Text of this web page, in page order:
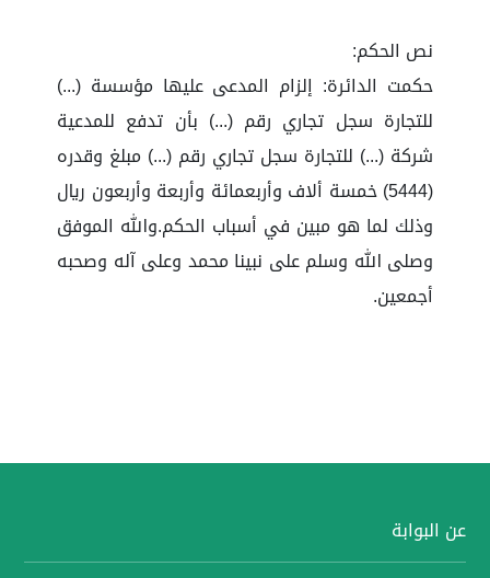
نص الحكم:
حكمت الدائرة: إلزام المدعى عليها مؤسسة (...)
للتجارة سجل تجاري رقم (...) بأن تدفع للمدعية
شركة (...) للتجارة سجل تجاري رقم (...) مبلغ وقدره
(5444) خمسة ألاف وأربعمائة وأربعة وأربعون ريال
وذلك لما هو مبين في أسباب الحكم.والله الموفق
وصلى الله وسلم على نبينا محمد وعلى آله وصحبه
أجمعين.
عن البوابة